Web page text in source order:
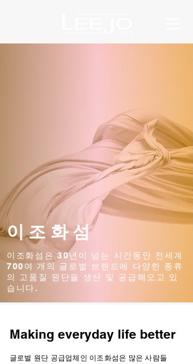
이조화섬
이조화섬은 30년이 넘는 시간동안 전세계
700여 개의 글로벌 브랜드에 다양한 종류
의 고품질 원단을 생산 및 공급해오고 있
습니다.
Making everyday life better
글로벌 원단 공급업체인 이조화섬은 많은 사람들